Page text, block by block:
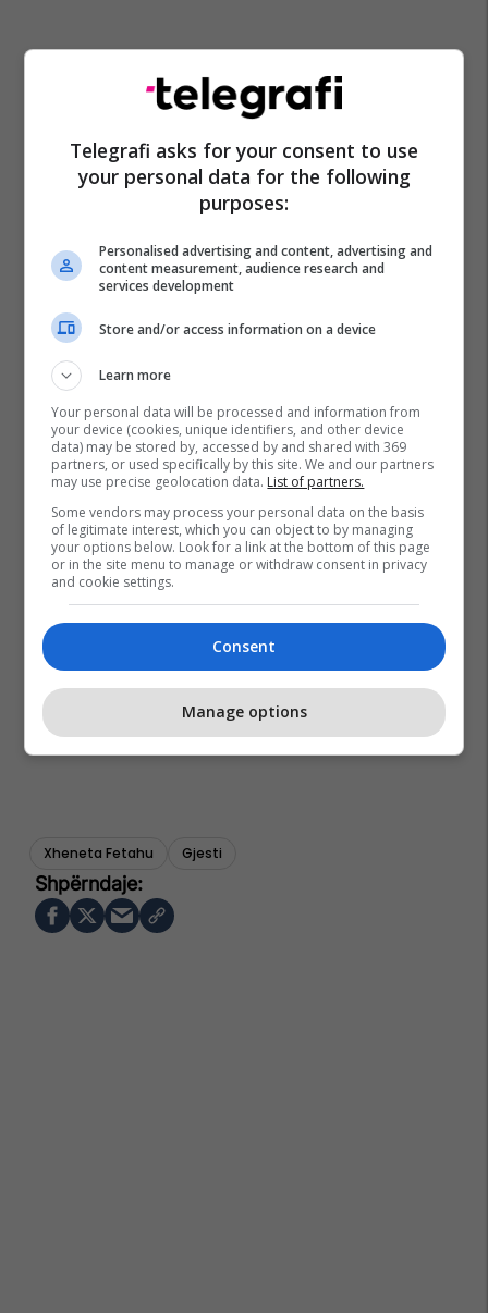
Xheneta Fetahu Gjesti
Telegrafi asks for your consent to use
your personal data for the following
purposes:
Personalised advertising and content, advertising and
content measurement, audience research and
services development
Store and/or access information on a device
Learn more
Your personal data will be processed and information from
your device (cookies, unique identifiers, and other device
data) may be stored by, accessed by and shared with 369
partners, or used specifically by this site. We and our partners
may use precise geolocation data. List of partners.
Some vendors may process your personal data on the basis
of legitimate interest, which you can object to by managing
your options below. Look for a link at the bottom of this page
or in the site menu to manage or withdraw consent in privacy
and cookie settings.
Consent
Manage options